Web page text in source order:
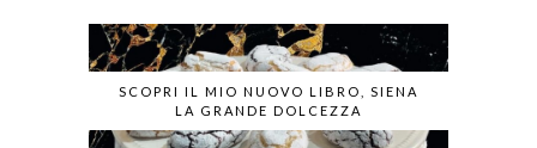
SCOPRI IL MIO NUOVO LIBRO, SIENA
LA GRANDE DOLCEZZA